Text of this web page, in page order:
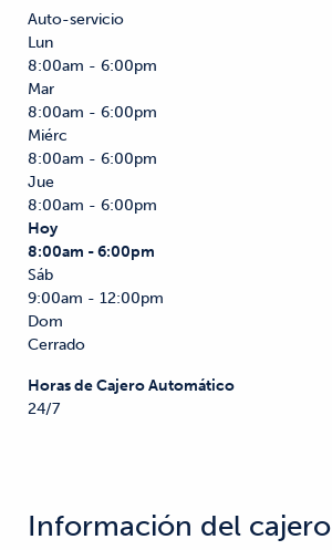
Auto-servicio
Lun
8:00am - 6:00pm
Mar
8:00am - 6:00pm
Miérc
8:00am - 6:00pm
Jue
8:00am - 6:00pm
Hoy
8:00am - 6:00pm
Sáb
9:00am - 12:00pm
Dom
Cerrado
Horas de Cajero Automático
24/7
Información del cajero